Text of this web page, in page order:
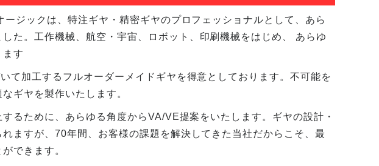
ジックは、特注ギヤ・精密ギヤのプロフェッショナルとして、あら
た。工作機械、航空・宇宙、ロボット、印刷機械をはじめ、 あらゆ
ます
て加工するフルオーダーメイドギヤを得意としております。不可能を
ギヤを製作いたします。
るために、あらゆる角度からVA/VE提案をいたします。ギヤの設計・
ますが、70年間、お客様の課題を解決してきた当社だからこそ、最
できます。